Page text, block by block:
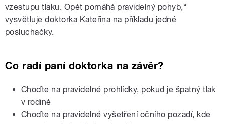
vzestupu tlaku. Opět pomáhá pravidelný pohyb,“
vysvětluje doktorka Kateřina na příkladu jedné
posluchačky.
Co radí paní doktorka na závěr?
Choďte na pravidelné prohlídky, pokud je špatný tlak
v rodině
Choďte na pravidelné vyšetření očního pozadí, kde